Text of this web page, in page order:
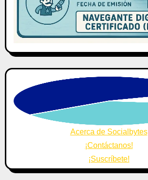
Acerca de Socialbytes
¡Contáctanos!
¡Suscríbete!